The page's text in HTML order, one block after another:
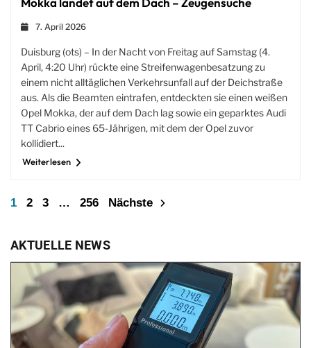
AKTUELLE NEWS
7. April 2026
Duisburg (ots) – In der Nacht von Freitag auf Samstag (4.
April, 4:20 Uhr) rückte eine Streifenwagenbesatzung zu
einem nicht alltäglichen Verkehrsunfall auf der Deichstraße
aus. Als die Beamten eintrafen, entdeckten sie einen weißen
Opel Mokka, der auf dem Dach lag sowie ein geparktes Audi
TT Cabrio eines 65-Jährigen, mit dem der Opel zuvor
kollidiert...
Weiterlesen
1 2 3 … 256 Nächste